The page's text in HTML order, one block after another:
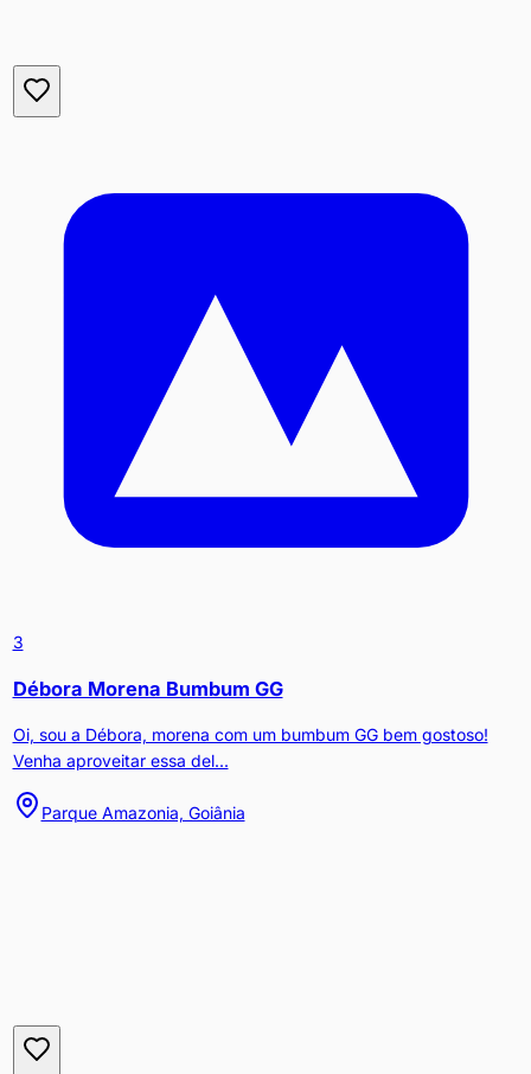
3
Débora Morena Bumbum GG
Oi, sou a Débora, morena com um bumbum GG bem gostoso!
Venha aproveitar essa del...
Parque Amazonia, Goiânia